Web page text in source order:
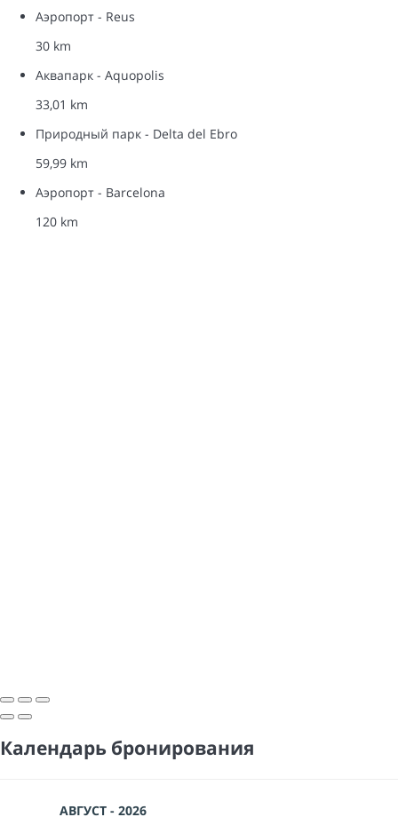
Аэропорт - Reus
30 km
Аквапарк - Aquopolis
33,01 km
Природный парк - Delta del Ebro
59,99 km
Аэропорт - Barcelona
120 km
Календарь бронирования
АВГУСТ - 2026